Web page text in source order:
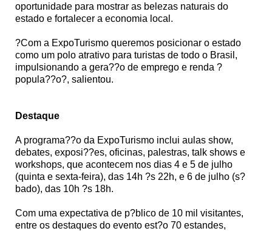
oportunidade para mostrar as belezas naturais do
estado e fortalecer a economia local.
?Com a ExpoTurismo queremos posicionar o estado
como um polo atrativo para turistas de todo o Brasil,
impulsionando a gera??o de emprego e renda ?
popula??o?, salientou.
Destaque
A programa??o da ExpoTurismo inclui aulas show,
debates, exposi??es, oficinas, palestras, talk shows e
workshops, que acontecem nos dias 4 e 5 de julho
(quinta e sexta-feira), das 14h ?s 22h, e 6 de julho (s?
bado), das 10h ?s 18h.
Com uma expectativa de p?blico de 10 mil visitantes,
entre os destaques do evento est?o 70 estandes,